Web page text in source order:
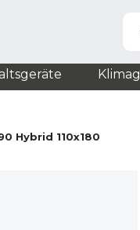
Hybrid 110x180